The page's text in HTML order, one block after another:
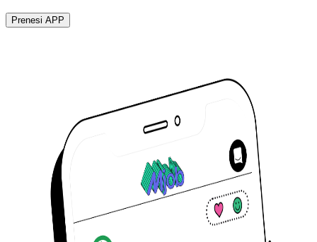
Prenesi APP